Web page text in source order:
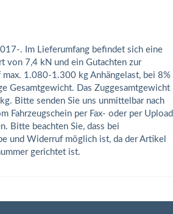
. Im Lieferumfang befindet sich eine
von 7,4 kN und ein Gutachten zur
1.080-1.300 kg Anhängelast, bei 8%
Gesamtgewicht. Das Zuggesamtgewicht
Bitte senden Sie uns unmittelbar nach
Fahrzeugschein per Fax- oder per Upload
Bitte beachten Sie, dass bei
und Widerruf möglich ist, da der Artikel
gerichtet ist.